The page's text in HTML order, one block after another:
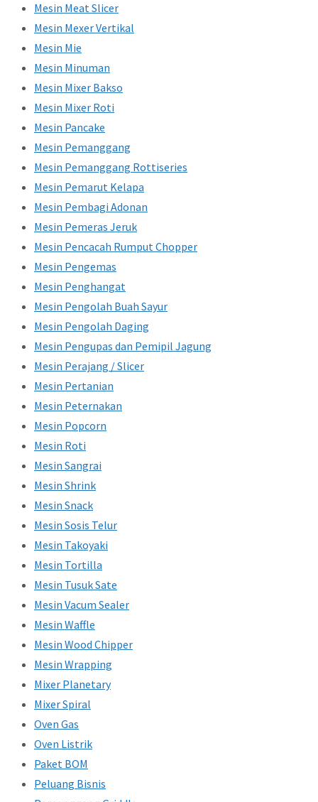
Mesin Meat Slicer
Mesin Mexer Vertikal
Mesin Mie
Mesin Minuman
Mesin Mixer Bakso
Mesin Mixer Roti
Mesin Pancake
Mesin Pemanggang
Mesin Pemanggang Rottiseries
Mesin Pemarut Kelapa
Mesin Pembagi Adonan
Mesin Pemeras Jeruk
Mesin Pencacah Rumput Chopper
Mesin Pengemas
Mesin Penghangat
Mesin Pengolah Buah Sayur
Mesin Pengolah Daging
Mesin Pengupas dan Pemipil Jagung
Mesin Perajang / Slicer
Mesin Pertanian
Mesin Peternakan
Mesin Popcorn
Mesin Roti
Mesin Sangrai
Mesin Shrink
Mesin Snack
Mesin Sosis Telur
Mesin Takoyaki
Mesin Tortilla
Mesin Tusuk Sate
Mesin Vacum Sealer
Mesin Waffle
Mesin Wood Chipper
Mesin Wrapping
Mixer Planetary
Mixer Spiral
Oven Gas
Oven Listrik
Paket BOM
Peluang Bisnis